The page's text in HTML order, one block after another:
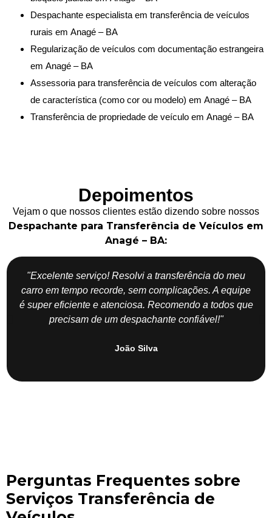
Despachante especialista em transferência de veículos
rurais em Anagé – BA
Regularização de veículos com documentação estrangeira
em Anagé – BA
Assessoria para transferência de veículos com alteração
de característica (como cor ou modelo) em Anagé – BA
Transferência de propriedade de veículo em Anagé – BA
Depoimentos
Vejam o que nossos clientes estão dizendo sobre nossos
Despachante para Transferência de Veículos em
Anagé – BA:
"Excelente serviço! Resolvi a transferência do meu
carro em tempo recorde, sem complicações. A equipe
é super eficiente e atenciosa. Recomendo a todos que
precisam de um despachante confiável!"
João Silva
Perguntas Frequentes sobre
Serviços Transferência de